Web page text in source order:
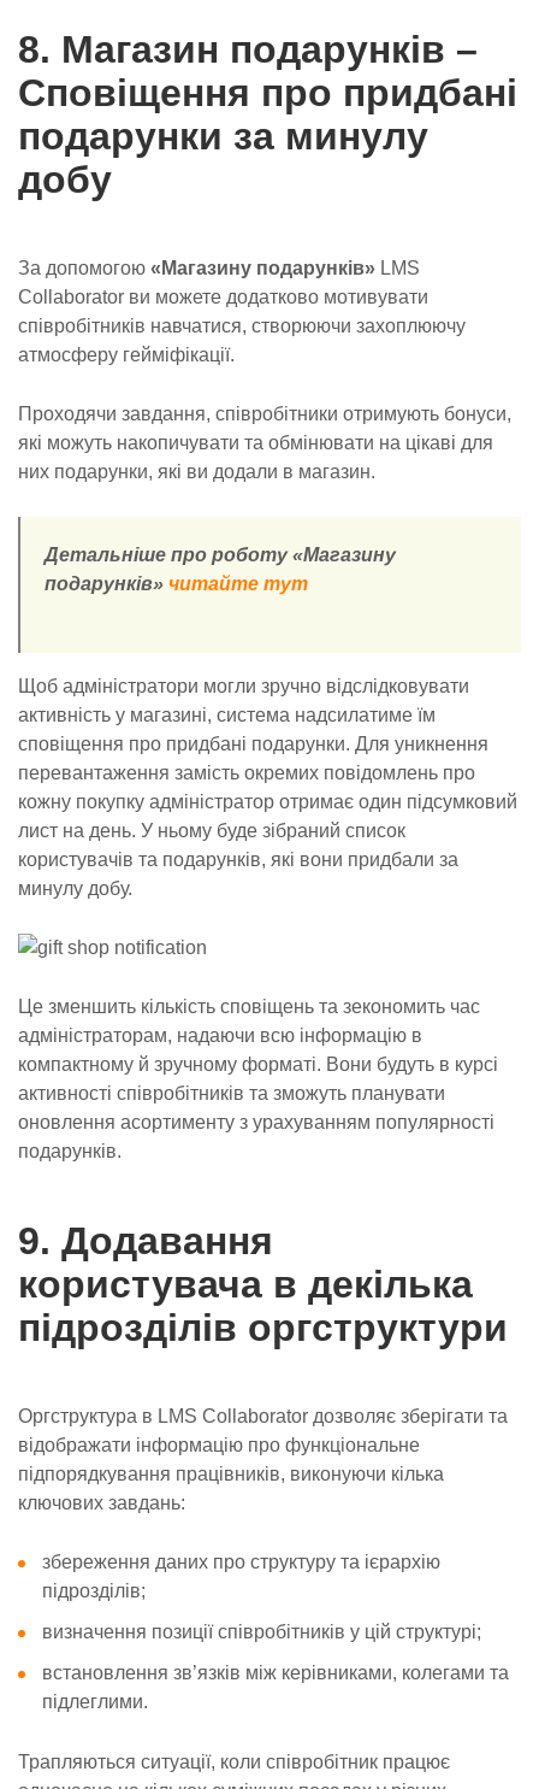
8. Магазин подарунків –
Сповіщення про придбані
подарунки за минулу
добу
За допомогою «Магазину подарунків» LMS
Collaborator ви можете додатково мотивувати
співробітників навчатися, створюючи захоплюючу
атмосферу гейміфікації.
Проходячи завдання, співробітники отримують бонуси,
які можуть накопичувати та обмінювати на цікаві для
них подарунки, які ви додали в магазин.
Детальніше про роботу «Магазину
подарунків» читайте тут
Щоб адміністратори могли зручно відслідковувати
активність у магазині, система надсилатиме їм
сповіщення про придбані подарунки. Для уникнення
перевантаження замість окремих повідомлень про
кожну покупку адміністратор отримає один підсумковий
лист на день. У ньому буде зібраний список
користувачів та подарунків, які вони придбали за
минулу добу.
Це зменшить кількість сповіщень та зекономить час
адміністраторам, надаючи всю інформацію в
компактному й зручному форматі. Вони будуть в курсі
активності співробітників та зможуть планувати
оновлення асортименту з урахуванням популярності
подарунків.
9. Додавання
користувача в декілька
підрозділів оргструктури
Оргструктура в LMS Collaborator дозволяє зберігати та
відображати інформацію про функціональне
підпорядкування працівників, виконуючи кілька
ключових завдань:
збереження даних про структуру та ієрархію
підрозділів;
визначення позиції співробітників у цій структурі;
встановлення зв’язків між керівниками, колегами та
підлеглими.
Трапляються ситуації, коли співробітник працює